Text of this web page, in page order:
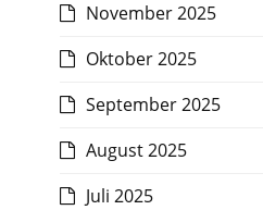
November 2025
Oktober 2025
September 2025
August 2025
Juli 2025